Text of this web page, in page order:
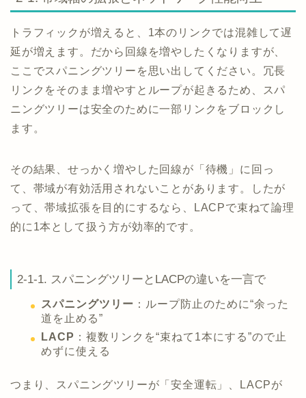
トラフィックが増えると、1本のリンクでは混雑して遅
延が増えます。だから回線を増やしたくなりますが、
ここでスパニングツリーを思い出してください。冗長
リンクをそのまま増やすとループが起きるため、スパ
ニングツリーは安全のために一部リンクをブロックし
ます。
その結果、せっかく増やした回線が「待機」に回っ
て、帯域が有効活用されないことがあります。したが
って、帯域拡張を目的にするなら、LACPで束ねて論理
的に1本として扱う方が効率的です。
2-1-1. スパニングツリーとLACPの違いを一言で
スパニングツリー ：ループ防止のために“余った
道を止める”
LACP ：複数リンクを“束ねて1本にする”ので止
めずに使える
つまり、スパニングツリーが「安全運転」、LACPが